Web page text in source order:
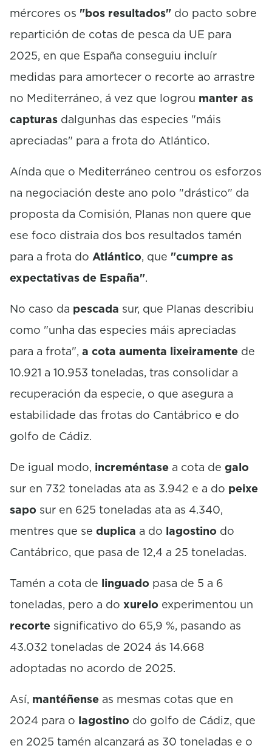
mércores os "bos resultados" do pacto sobre
repartición de cotas de pesca da UE para
2025, en que España conseguiu incluír
medidas para amortecer o recorte ao arrastre
no Mediterráneo, á vez que logrou manter as
capturas dalgunhas das especies "máis
apreciadas" para a frota do Atlántico.
Aínda que o Mediterráneo centrou os esforzos
na negociación deste ano polo "drástico" da
proposta da Comisión, Planas non quere que
ese foco distraia dos bos resultados tamén
para a frota do Atlántico, que "cumpre as
expectativas de España".
No caso da pescada sur, que Planas describiu
como "unha das especies máis apreciadas
para a frota", a cota aumenta lixeiramente de
10.921 a 10.953 toneladas, tras consolidar a
recuperación da especie, o que asegura a
estabilidade das frotas do Cantábrico e do
golfo de Cádiz.
De igual modo, increméntase a cota de galo
sur en 732 toneladas ata as 3.942 e a do peixe
sapo sur en 625 toneladas ata as 4.340,
mentres que se duplica a do lagostino do
Cantábrico, que pasa de 12,4 a 25 toneladas.
Tamén a cota de linguado pasa de 5 a 6
toneladas, pero a do xurelo experimentou un
recorte significativo do 65,9 %, pasando as
43.032 toneladas de 2024 ás 14.668
adoptadas no acordo de 2025.
Así, mantéñense as mesmas cotas que en
2024 para o lagostino do golfo de Cádiz, que
en 2025 tamén alcanzará as 30 toneladas e o